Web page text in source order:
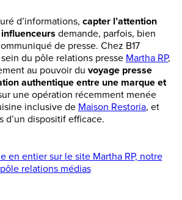
d’informations, capter l’attention
demande, parfois, bien
de presse. Chez B17
du pôle relations presse Martha RP,
au pouvoir du voyage presse
authentique entre une marque et
une opération récemment menée
inclusive de Maison Restoria, et
d’un dispositif efficace.
en entier sur le site Martha RP, notre
pôle relations médias